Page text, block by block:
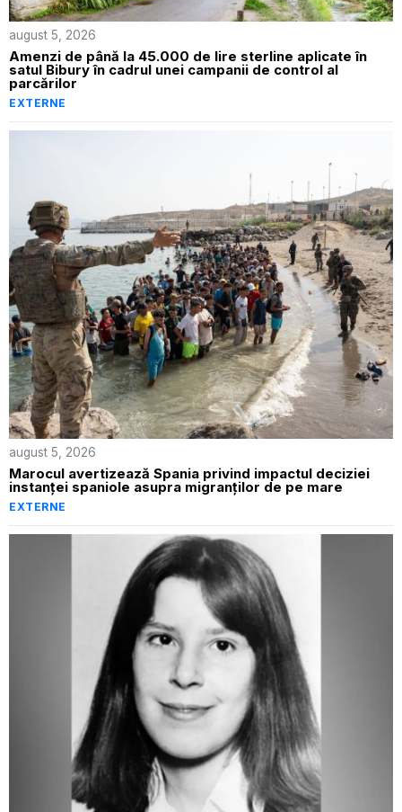
august 5, 2026
Amenzi de până la 45.000 de lire sterline aplicate în
satul Bibury în cadrul unei campanii de control al
parcărilor
EXTERNE
august 5, 2026
Marocul avertizează Spania privind impactul deciziei
instanței spaniole asupra migranților de pe mare
EXTERNE